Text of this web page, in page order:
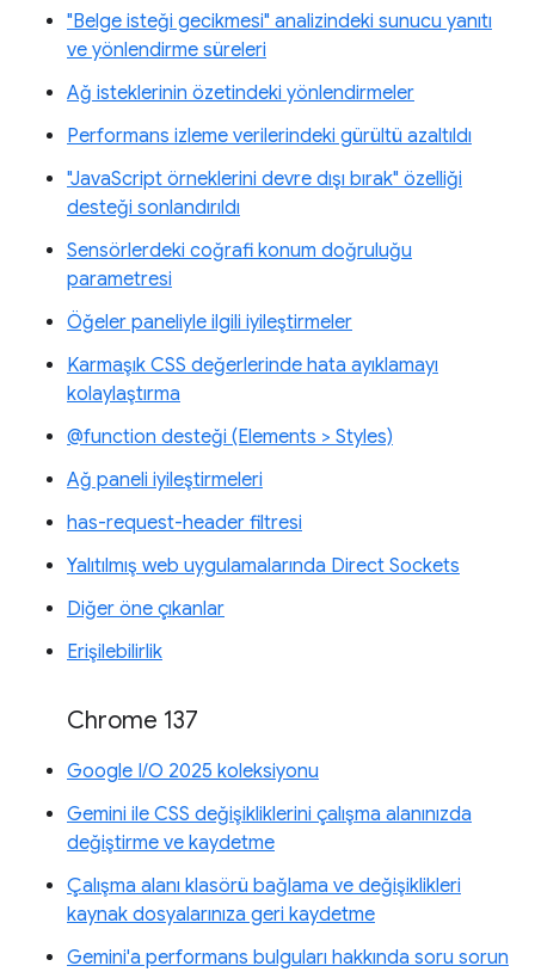
"Belge isteği gecikmesi" analizindeki sunucu yanıtı
ve yönlendirme süreleri
Ağ isteklerinin özetindeki yönlendirmeler
Performans izleme verilerindeki gürültü azaltıldı
"JavaScript örneklerini devre dışı bırak" özelliği
desteği sonlandırıldı
Sensörlerdeki coğrafi konum doğruluğu
parametresi
Öğeler paneliyle ilgili iyileştirmeler
Karmaşık CSS değerlerinde hata ayıklamayı
kolaylaştırma
@function desteği (Elements > Styles)
Ağ paneli iyileştirmeleri
has-request-header filtresi
Yalıtılmış web uygulamalarında Direct Sockets
Diğer öne çıkanlar
Erişilebilirlik
Chrome 137
Google I/O 2025 koleksiyonu
Gemini ile CSS değişikliklerini çalışma alanınızda
değiştirme ve kaydetme
Çalışma alanı klasörü bağlama ve değişiklikleri
kaynak dosyalarınıza geri kaydetme
Gemini'a performans bulguları hakkında soru sorun